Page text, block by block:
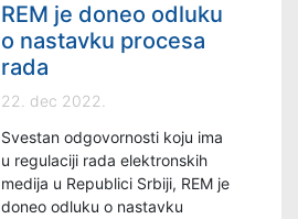
REM je doneo odluku
o nastavku procesa
rada
22. dec 2022.
Svestan odgovornosti koju ima
u regulaciji rada elektronskih
medija u Republici Srbiji, REM je
doneo odluku o nastavku